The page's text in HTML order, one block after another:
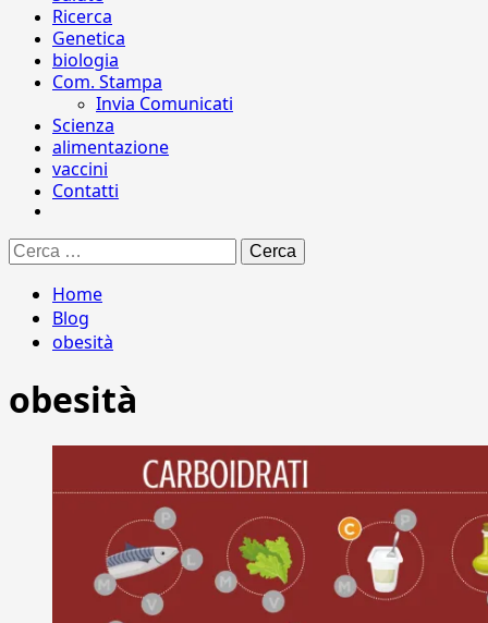
Ricerca
Genetica
biologia
Com. Stampa
Invia Comunicati
Scienza
alimentazione
vaccini
Contatti
Ricerca
per:
Home
Blog
obesità
obesità